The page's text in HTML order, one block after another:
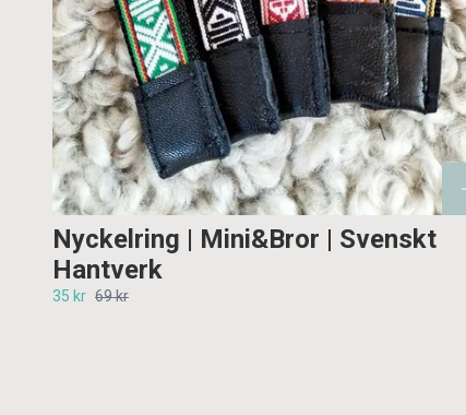
Nyckelring | Mini&Bror | Svenskt
Hantverk
35 kr 69 kr